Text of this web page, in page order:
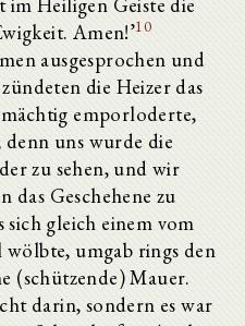
Amen!’10
ausgesprochen und
die Heizer das
emporloderte,
uns wurde die
zu sehen, und wir
das Geschehene zu
sich gleich einem vom
wölbte, umgab rings den
(schützende) Mauer.
darin, sondern es war